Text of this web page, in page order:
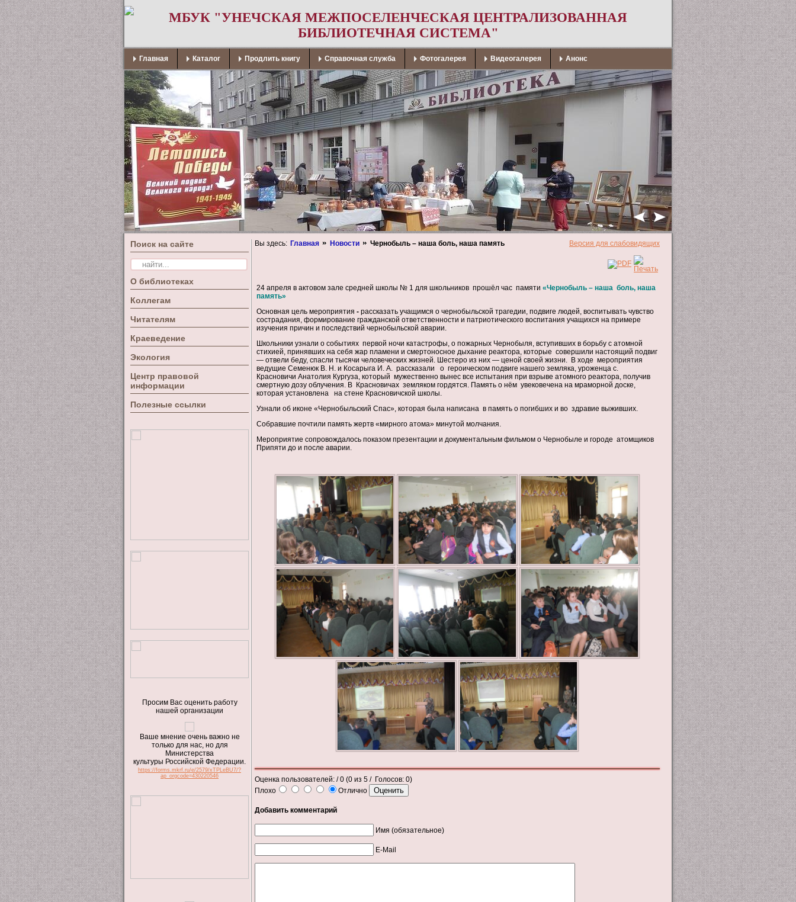
МБУК "УНЕЧСКАЯ МЕЖПОСЕЛЕНЧЕСКАЯ ЦЕНТРАЛИЗОВАННАЯ
БИБЛИОТЕЧНАЯ СИСТЕМА"
Главная Каталог Продлить книгу Справочная служба Фотогалерея Видеогалерея Анонс
Поиск на сайте
О библиотеках
Коллегам
Читателям
Краеведение
Экология
Центр правовой
информации
Полезные ссылки
Просим Вас оценить работу
нашей организации
Ваше мнение очень важно не
только для нас, но для
Министерства
культуры Российской Федерации.
https://forms.mkrf.ru/e/2579/xTPLeBU7/?
ap_orgcode=430220546
Вы здесь: Главная Новости Чернобыль – наша боль, наша память Версия для слабовидящих
24 апреля в актовом зале средней школы № 1 для школьников прошёл час памяти «Чернобыль – наша боль, наша
память»
Основная цель мероприятия - рассказать учащимся о чернобыльской трагедии, подвиге людей, воспитывать чувство
сострадания, формирование гражданской ответственности и патриотического воспитания учащихся на примере
изучения причин и последствий чернобыльской аварии.
Школьники узнали о событиях первой ночи катастрофы, о пожарных Чернобыля, вступивших в борьбу с атомной
стихией, принявших на себя жар пламени и смертоносное дыхание реактора, которые совершили настоящий подвиг
— отвели беду, спасли тысячи человеческих жизней. Шестеро из них — ценой своей жизни. В ходе мероприятия
ведущие Семенюк В. Н. и Косарыга И. А. рассказали о героическом подвиге нашего земляка, уроженца с.
Красновичи Анатолия Кургуза, который мужественно вынес все испытания при взрыве атомного реактора, получив
смертную дозу облучения. В Красновичах земляком гордятся. Память о нём увековечена на мраморной доске,
которая установлена на стене Красновичской школы.
Узнали об иконе «Чернобыльский Спас», которая была написана в память о погибших и во здравие выживших.
Собравшие почтили память жертв «мирного атома» минутой молчания.
Мероприятие сопровождалось показом презентации и документальным фильмом о Чернобыле и городе атомщиков
Припяти до и после аварии.
Оценка пользователей: / 0 (0 из 5 / Голосов: 0)
Плохо
Отлично
Добавить комментарий
Имя (обязательное)
E-Mail